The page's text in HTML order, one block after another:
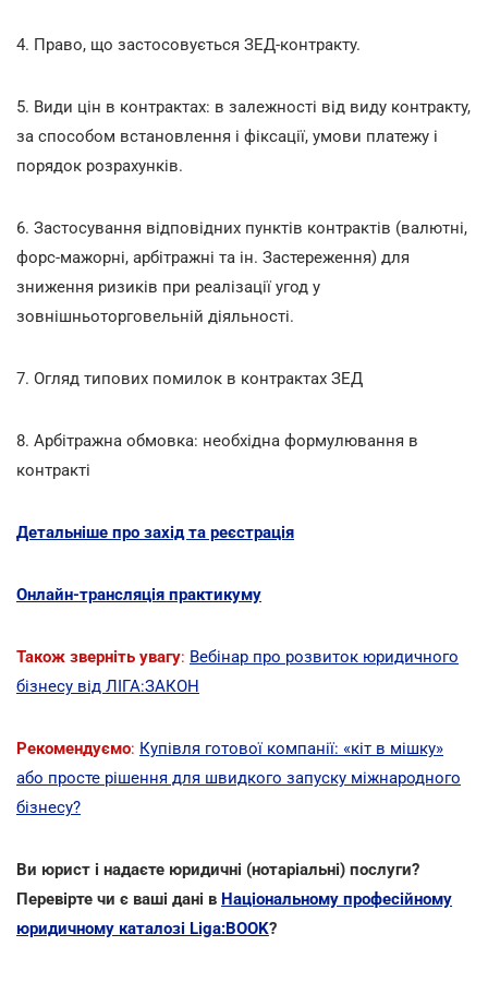
4. Право, що застосовується ЗЕД-контракту.
5. Види цін в контрактах: в залежності від виду контракту,
за способом встановлення і фіксації, умови платежу і
порядок розрахунків.
6. Застосування відповідних пунктів контрактів (валютні,
форс-мажорні, арбітражні та ін. Застереження) для
зниження ризиків при реалізації угод у
зовнішньоторговельній діяльності.
7. Огляд типових помилок в контрактах ЗЕД
8. Арбітражна обмовка: необхідна формулювання в
контракті
Детальніше про захід та реєстрація
Онлайн-трансляція практикуму
Також зверніть увагу: Вебінар про розвиток юридичного
бізнесу від ЛІГА:ЗАКОН
Рекомендуємо: Купівля готової компанії: «кіт в мішку»
або просте рішення для швидкого запуску міжнародного
бізнесу?
Ви юрист і надаєте юридичні (нотаріальні) послуги?
Перевірте чи є ваші дані в Національному професійному
юридичному каталозі Liga:BOOK?